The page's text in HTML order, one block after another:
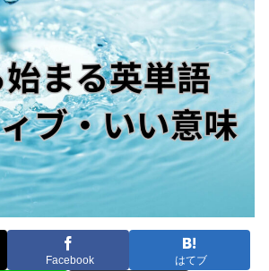
Facebook はてブ